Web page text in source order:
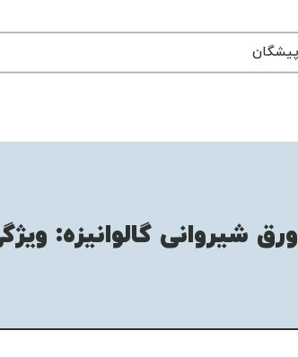
ورق شیروانی گالوانیزه: